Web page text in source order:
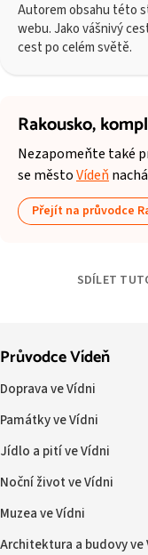
Autorem obsahu této
webu. Jako vášnivý
cest po celém světě.
Rakousko,
Nezapomeňte také
se městoVídeň
Přejít na průvodce
SDÍLET
Průvodce Vídeň
Doprava ve Vídni
Památky ve Vídni
Jídlo a pití ve Vídni
Noční život ve Vídni
Muzea ve Vídni
Architektura a budovy ve